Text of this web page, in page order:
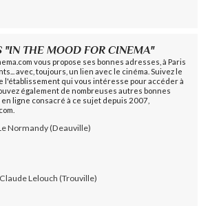
"IN THE MOOD FOR CINEMA"
vous propose ses bonnes adresses, à Paris
avec, toujours, un lien avec le cinéma. Suivez le
l'établissement qui vous intéresse pour accéder à
également de nombreuses autres bonnes
ligne consacré à ce sujet depuis 2007,
Normandy (Deauville)
Lelouch (Trouville)